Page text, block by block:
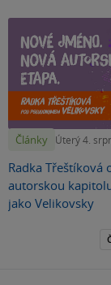
Články Úterý 4.
Radka Třeštíková
autorskou
jako Velikovsky